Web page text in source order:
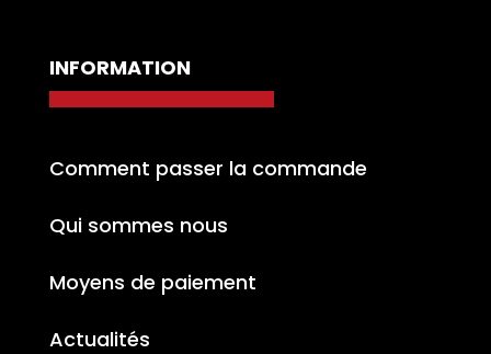
INFORMATION
Comment passer la commande
Qui sommes nous
Moyens de paiement
Actualités